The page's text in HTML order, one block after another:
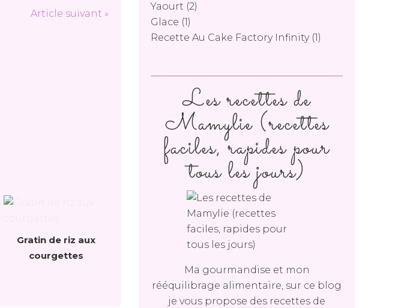
Article suivant »
Gratin de riz aux
courgettes
Yaourt (2)
Glace (1)
Recette Au Cake Factory Infinity(1)
Les recettes de
Mamylie (recettes
faciles, rapides pour
tous les jours)
Ma gourmandise et mon
rééquilibrage alimentaire, sur ce blog
je vous propose des recettes de